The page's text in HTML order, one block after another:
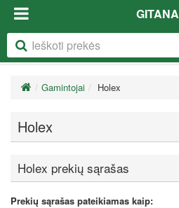
GITANA
Gamintojai Holex
Holex
Holex prekių sąrašas
Prekių sąrašas pateikiamas kaip: